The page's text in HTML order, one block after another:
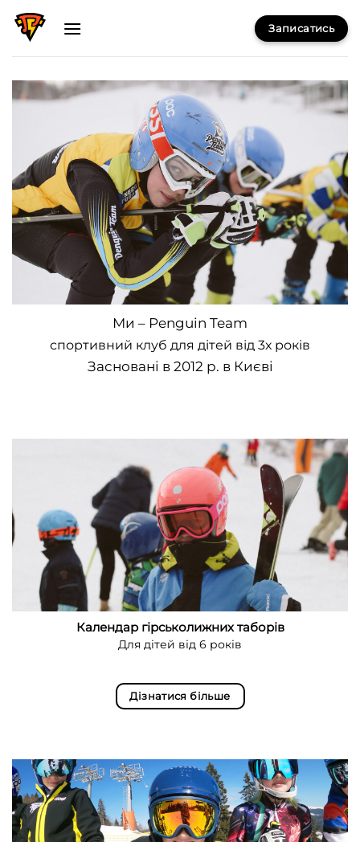
Skip
Записатись
Ми – Penguin Team
спортивний клуб для дітей від 3х років
Засновані в 2012 р. в Києві
Календар гірськолижних таборів
Для дітей від 6 років
Дізнатися більше